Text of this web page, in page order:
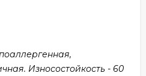
Износостойкость - 60